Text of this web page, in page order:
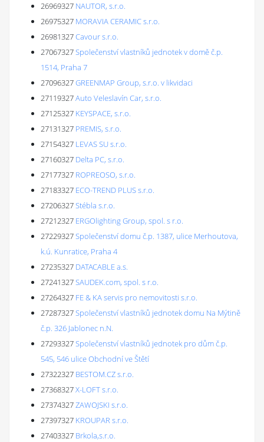
26969327 NAUTOR, s.r.o.
26975327 MORAVIA CERAMIC s.r.o.
26981327Cavour s.r.o.
27067327Společenství vlastníků jednotek v domě č.p.
1514, Praha 7
27096327GREENMAP Group, s.r.o. v likvidaci
27119327Auto Veleslavín Car, s.r.o.
27125327 KEYSPACE, s.r.o.
27131327 PREMIS, s.r.o.
27154327 LEVAS SU s.r.o.
27160327 Delta PC, s.r.o.
27177327 ROPREOSO, s.r.o.
27183327 ECO-TREND PLUS s.r.o.
27206327Stébla s.r.o.
27212327 ERGOlighting Group, spol. s r.o.
27229327Společenství domu č.p. 1387, ulice Merhoutova,
k.ú. Kunratice, Praha 4
27235327 DATACABLE a.s.
27241327SAUDEK.com, spol. s r.o.
27264327 FE & KA servis pro nemovitosti s.r.o.
27287327Společenství vlastníků jednotek domu Na Mýtině
č.p. 326 Jablonec n.N.
27293327Společenství vlastníků jednotek pro dům č.p.
545, 546 ulice Obchodní ve Štětí
27322327 BESTOM.CZ s.r.o.
27368327X-LOFT s.r.o.
27374327ZAWOJSKI s.r.o.
27397327 KROUPAR s.r.o.
27403327 Brkola,s.r.o.